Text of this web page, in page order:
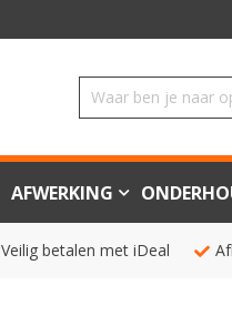
AFWERKING
Veilig betalen met iDeal